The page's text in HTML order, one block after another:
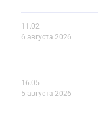
11.02
6 августа 2026
16.05
5 августа 2026